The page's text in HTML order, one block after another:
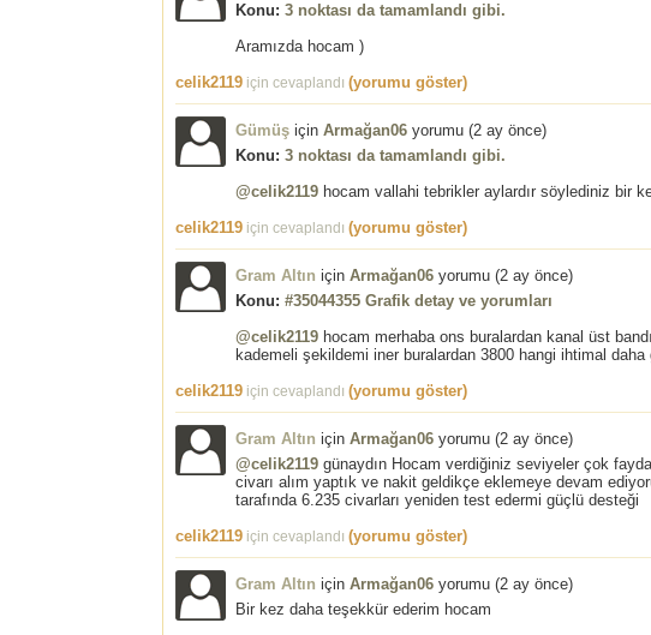
Konu: 3 noktası da tamamlandı gibi.
Aramızda hocam )
celik2119 için cevaplandı (yorumu göster)
Gümüş için Armağan06 yorumu (2 ay önce)
Konu: 3 noktası da tamamlandı gibi.
@celik2119 hocam vallahi tebrikler aylardır söylediniz bir
celik2119 için cevaplandı (yorumu göster)
Gram Altın için Armağan06 yorumu (2 ay önce)
Konu: #35044355 Grafik detay ve yorumları
@celik2119 hocam merhaba ons buralardan kanal üst
kademeli şekildemi iner buralardan 3800 hangi ihtimal
celik2119 için cevaplandı (yorumu göster)
Gram Altın için Armağan06 yorumu (2 ay önce)
@celik2119 günaydın Hocam verdiğiniz seviyeler çok
civarı alım yaptık ve nakit geldikçe eklemeye devam
tarafında 6.235 civarları yeniden test edermi güçlü desteği
celik2119 için cevaplandı (yorumu göster)
Gram Altın için Armağan06 yorumu (2 ay önce)
Bir kez daha teşekkür ederim hocam